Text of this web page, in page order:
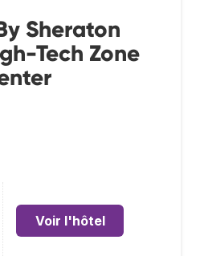
Sheraton
Tech Zone
Voir l'hôtel